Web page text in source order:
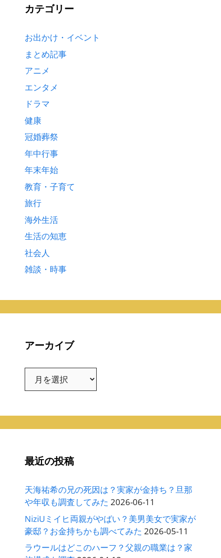
カテゴリー
お出かけ・イベント
まとめ記事
アニメ
エンタメ
ドラマ
健康
冠婚葬祭
年中行事
年末年始
教育・子育て
旅行
海外生活
生活の知恵
社会人
雑談・時事
アーカイブ
最近の投稿
天海祐希の兄の死因は？実家が金持ち？旦那
や年収も調査してみた 2026-06-11
NiziUミイヒ両親がやばい？美男美女で実家が
豪邸？お金持ちかも調べてみた 2026-05-11
ラウールはどこのハーフ？父親の職業は？家